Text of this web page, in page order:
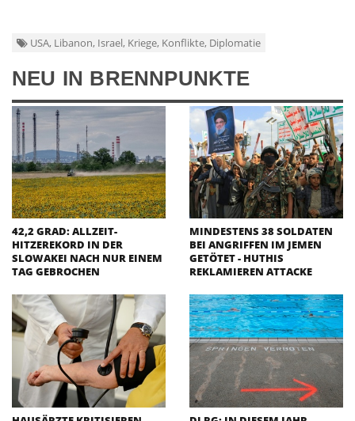
USA, Libanon, Israel, Kriege, Konflikte, Diplomatie
NEU IN BRENNPUNKTE
42,2 GRAD: ALLZEIT-
HITZEREKORD IN DER
SLOWAKEI NACH NUR EINEM
TAG GEBROCHEN
MINDESTENS 38 SOLDATEN
BEI ANGRIFFEN IM JEMEN
GETÖTET - HUTHIS
REKLAMIEREN ATTACKE